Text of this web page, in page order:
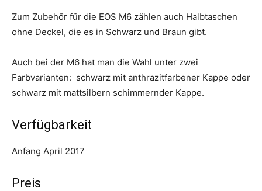
Zum Zubehör für die EOS M6 zählen auch Halbtaschen
ohne Deckel, die es in Schwarz und Braun gibt.
Auch bei der M6 hat man die Wahl unter zwei
Farbvarianten: schwarz mit anthrazitfarbener Kappe oder
schwarz mit mattsilbern schimmernder Kappe.
Verfügbarkeit
Anfang April 2017
Preis